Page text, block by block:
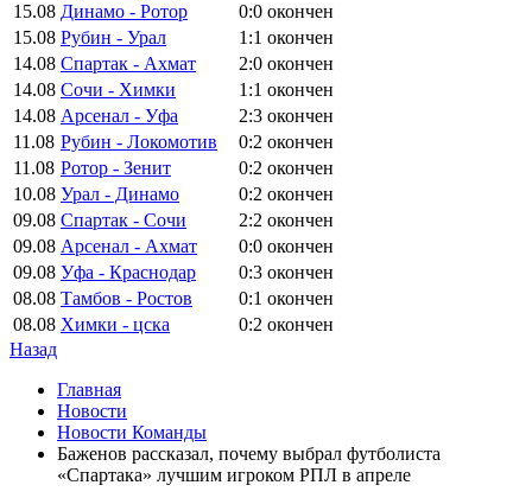
15.08 Динамо - Ротор 0:0 окончен
15.08 Рубин - Урал 1:1 окончен
14.08 Спартак - Ахмат 2:0 окончен
14.08 Сочи - Химки 1:1 окончен
14.08 Арсенал - Уфа 2:3 окончен
11.08 Рубин - Локомотив 0:2 окончен
11.08 Ротор - Зенит 0:2 окончен
10.08 Урал - Динамо 0:2 окончен
09.08 Спартак - Сочи 2:2 окончен
09.08 Арсенал - Ахмат 0:0 окончен
09.08 Уфа - Краснодар 0:3 окончен
08.08 Тамбов - Ростов 0:1 окончен
08.08 Химки - цска 0:2 окончен
Назад
Главная
Новости
Новости Команды
Баженов рассказал, почему выбрал футболиста
«Спартака» лучшим игроком РПЛ в апреле